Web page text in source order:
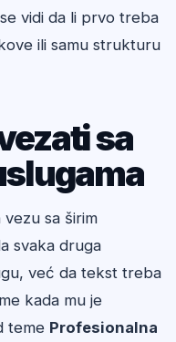
vidi da li prvo treba
ili samu strukturu
sa
sa širim
svaka druga
već da tekst treba
kada mu je
teme Profesionalna